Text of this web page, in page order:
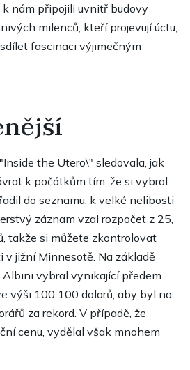
nám připojili uvnitř budovy
milenců, kteří projevují úctu,
fascinaci výjimečným
the Utero\" sledovala, jak
k počátkům tím, že si vybral
do seznamu, k velké nelibosti
záznam vzal rozpočet z 25,
takže si můžete zkontrolovat
v jižní Minnesotě. Na základě
vybral vynikající předem
výši 100 100 dolarů, aby byl na
za rekord. V případě, že
cenu, vydělal však mnohem